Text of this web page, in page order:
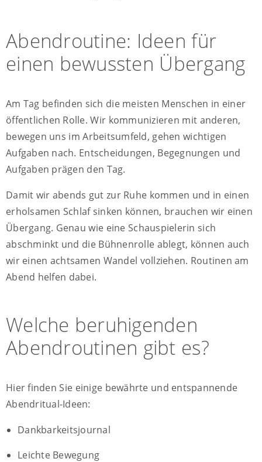
Abendroutine: Ideen für
einen bewussten Übergang
Am Tag befinden sich die meisten Menschen in einer
öffentlichen Rolle. Wir kommunizieren mit anderen,
bewegen uns im Arbeitsumfeld, gehen wichtigen
Aufgaben nach. Entscheidungen, Begegnungen und
Aufgaben prägen den Tag.
Damit wir abends gut zur Ruhe kommen und in einen
erholsamen Schlaf sinken können, brauchen wir einen
Übergang. Genau wie eine Schauspielerin sich
abschminkt und die Bühnenrolle ablegt, können auch
wir einen achtsamen Wandel vollziehen. Routinen am
Abend helfen dabei.
Welche beruhigenden
Abendroutinen gibt es?
Hier finden Sie einige bewährte und entspannende
Abendritual-Ideen:
Dankbarkeitsjournal
Leichte Bewegung